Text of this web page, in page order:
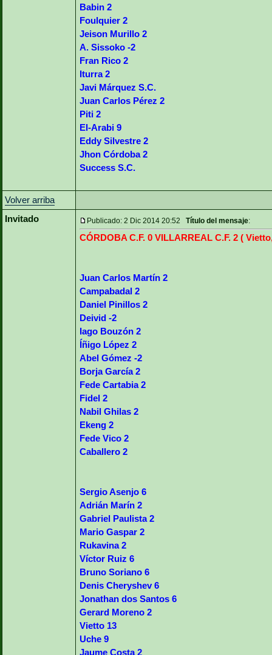
Babin 2
Foulquier 2
Jeison Murillo 2
A. Sissoko -2
Fran Rico 2
Iturra 2
Javi Márquez S.C.
Juan Carlos Pérez 2
Piti 2
El-Arabi 9
Eddy Silvestre 2
Jhon Córdoba 2
Success S.C.
Volver arriba
Invitado
Publicado: 2 Dic 2014 20:52 Título del mensaje:
CÓRDOBA C.F. 0 VILLARREAL C.F. 2 (
Juan Carlos Martín 2
Campabadal 2
Daniel Pinillos 2
Deivid -2
Iago Bouzón 2
Íñigo López 2
Abel Gómez -2
Borja García 2
Fede Cartabia 2
Fidel 2
Nabil Ghilas 2
Ekeng 2
Fede Vico 2
Caballero 2
Sergio Asenjo 6
Adrián Marín 2
Gabriel Paulista 2
Mario Gaspar 2
Rukavina 2
Víctor Ruiz 6
Bruno Soriano 6
Denis Cheryshev 6
Jonathan dos Santos 6
Gerard Moreno 2
Vietto 13
Uche 9
Jaume Costa 2